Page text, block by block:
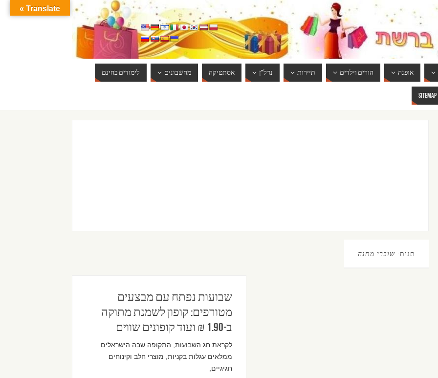
אופנה הורים וילדים תיירות נדל"ן אסתטיקה מחשבונים לימודים בחינם
SITEMAP
תגית: שוברי מתנה
שבועות נפתח עם מבצעים
מטורפים: קופון לשמנת מתוקה
ב-1.90 ₪ ועוד קופונים שווים
לקראת חג השבועות, התקופה שבה הישראלים
ממלאים עגלות בקניות, מוצרי חלב וקינוחים
חגיגיים,
Translate »